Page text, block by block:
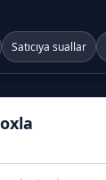
Satıcıya suallar